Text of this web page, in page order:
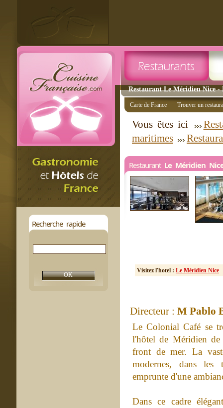
Restaurant Le Méridien Nice -
Recherche rapide
Carte de France Trouver un
Vous êtes ici
maritimes
Restaurant Le Méridien
Visitez l'hotel : Le Méridien Nice
Directeur : M Pablo
Le Colonial Café se
l'hôtel de Méridien
front de mer. La
modernes, dans les
emprunte d'une
Dans ce cadre